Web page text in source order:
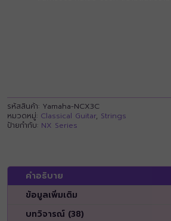
รหัสสินค้า: Yamaha-NCX3C
หมวดหมู่: Classical Guitar, Strings
ป้ายกำกับ: NX Series
คำอธิบาย
ข้อมูลเพิ่มเติม
บทวิจารณ์ (38)